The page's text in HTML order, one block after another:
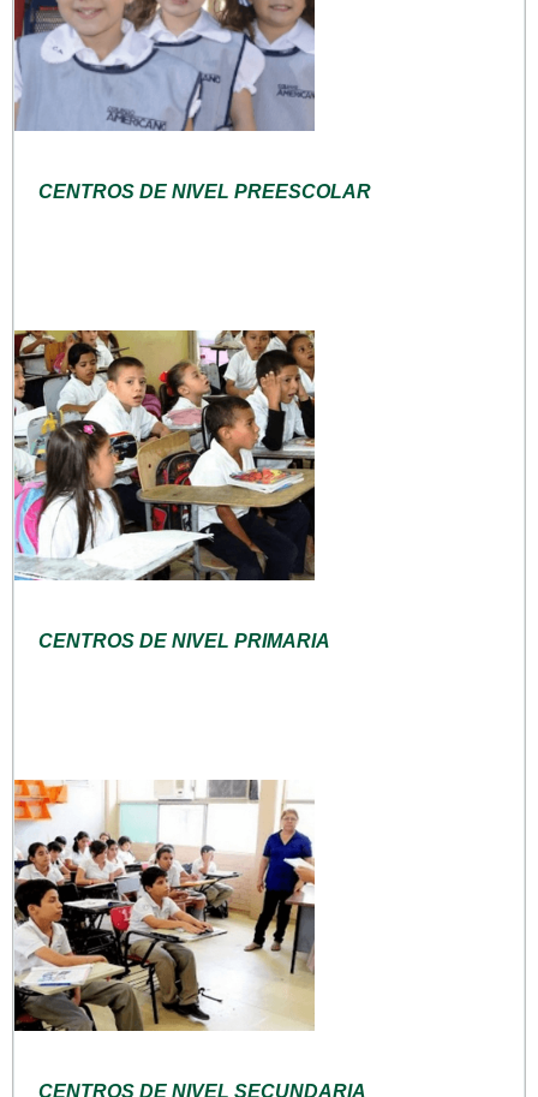
CENTROS DE NIVEL PREESCOLAR
CENTROS DE NIVEL PRIMARIA
CENTROS DE NIVEL SECUNDARIA